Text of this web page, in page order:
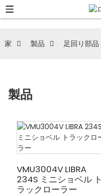
家 製品 足回り部品
製品
VMU3004V LIBRA
234S ミニショベル ト
ラックローラー